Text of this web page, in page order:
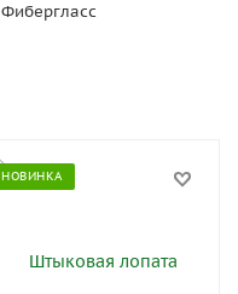
Фибергласс
НОВИНКА